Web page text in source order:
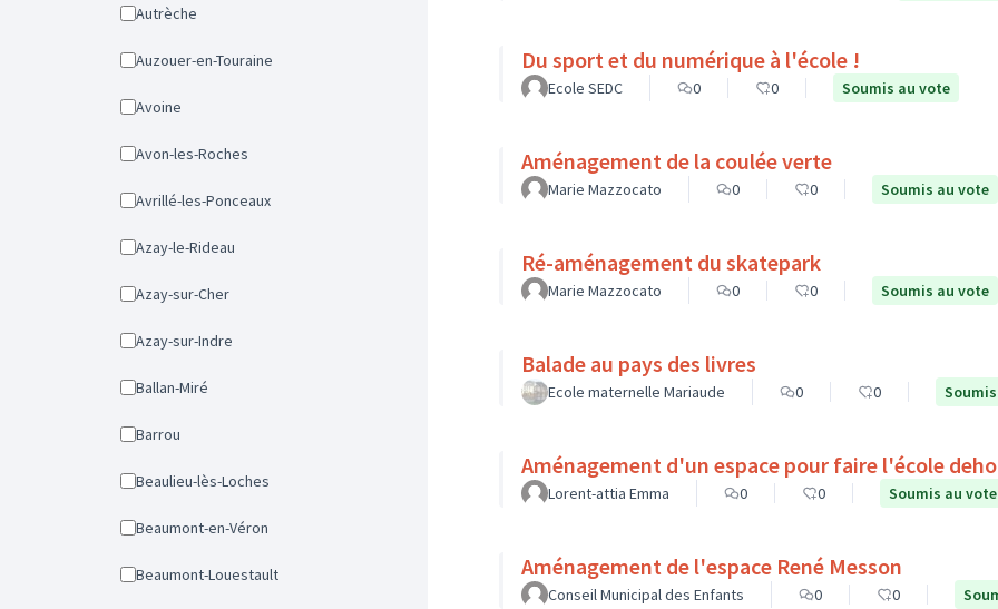
Autrèche
Auzouer-en-Touraine
Avoine
Avon-les-Roches
Avrillé-les-Ponceaux
Azay-le-Rideau
Azay-sur-Cher
Azay-sur-Indre
Ballan-Miré
Barrou
Beaulieu-lès-Loches
Beaumont-en-Véron
Beaumont-Louestault
Du sport et du numérique à l'école !
Ecole SEDC 0 0 Soumis au vote
Aménagement de la coulée verte
Marie Mazzocato 0 0 Soumis au vote
Ré-aménagement du skatepark
Marie Mazzocato 0 0 Soumis au vote
Balade au pays des livres
Ecole maternelle Mariaude 0 0
Aménagement d'un espace pour faire l'école
Lorent-attia Emma 0 0 Soumis au vote
Aménagement de l'espace René Messon
Conseil Municipal des Enfants 0 0